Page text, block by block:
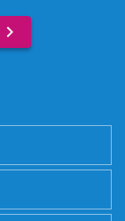
chevron_right